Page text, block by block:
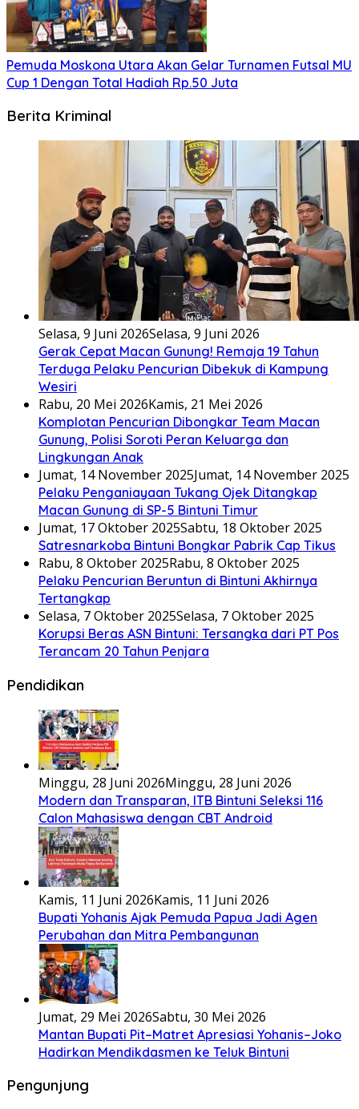
Pemuda Moskona Utara Akan Gelar Turnamen Futsal MU
Cup 1 Dengan Total Hadiah Rp.50 Juta
Berita Kriminal
Selasa, 9 Juni 2026Selasa, 9 Juni 2026
Gerak Cepat Macan Gunung! Remaja 19 Tahun
Terduga Pelaku Pencurian Dibekuk di Kampung
Wesiri
Rabu, 20 Mei 2026Kamis, 21 Mei 2026
Komplotan Pencurian Dibongkar Team Macan
Gunung, Polisi Soroti Peran Keluarga dan
Lingkungan Anak
Jumat, 14 November 2025Jumat, 14 November 2025
Pelaku Penganiayaan Tukang Ojek Ditangkap
Macan Gunung di SP-5 Bintuni Timur
Jumat, 17 Oktober 2025Sabtu, 18 Oktober 2025
Satresnarkoba Bintuni Bongkar Pabrik Cap Tikus
Rabu, 8 Oktober 2025Rabu, 8 Oktober 2025
Pelaku Pencurian Beruntun di Bintuni Akhirnya
Tertangkap
Selasa, 7 Oktober 2025Selasa, 7 Oktober 2025
Korupsi Beras ASN Bintuni: Tersangka dari PT Pos
Terancam 20 Tahun Penjara
Pendidikan
Minggu, 28 Juni 2026Minggu, 28 Juni 2026
Modern dan Transparan, ITB Bintuni Seleksi 116
Calon Mahasiswa dengan CBT Android
Kamis, 11 Juni 2026Kamis, 11 Juni 2026
Bupati Yohanis Ajak Pemuda Papua Jadi Agen
Perubahan dan Mitra Pembangunan
Jumat, 29 Mei 2026Sabtu, 30 Mei 2026
Mantan Bupati Pit–Matret Apresiasi Yohanis–Joko
Hadirkan Mendikdasmen ke Teluk Bintuni
Pengunjung